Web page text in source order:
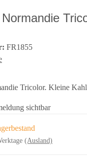
FR1855
Tricolor. Kleine
sichtbar
(Ausland)